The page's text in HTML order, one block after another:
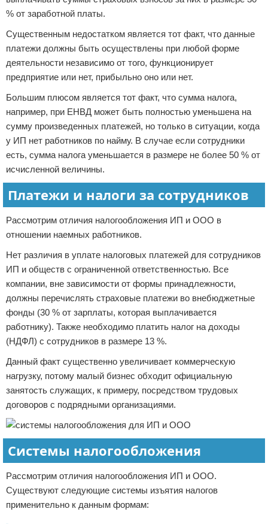
% от заработной платы.
Существенным недостатком является тот факт, что данные
платежи должны быть осуществлены при любой форме
деятельности независимо от того, функционирует
предприятие или нет, прибыльно оно или нет.
Большим плюсом является тот факт, что сумма налога,
например, при ЕНВД может быть полностью уменьшена на
сумму произведенных платежей, но только в ситуации, когда
у ИП нет работников по найму. В случае если сотрудники
есть, сумма налога уменьшается в размере не более 50 % от
исчисленной величины.
Платежи и налоги за сотрудников
Рассмотрим отличия налогообложения ИП и ООО в
отношении наемных работников.
Нет различия в уплате налоговых платежей для сотрудников
ИП и обществ с ограниченной ответственностью. Все
компании, вне зависимости от формы принадлежности,
должны перечислять страховые платежи во внебюджетные
фонды (30 % от зарплаты, которая выплачивается
работнику). Также необходимо платить налог на доходы
(НДФЛ) с сотрудников в размере 13 %.
Данный факт существенно увеличивает коммерческую
нагрузку, потому малый бизнес обходит официальную
занятость служащих, к примеру, посредством трудовых
договоров с подрядными организациями.
Системы налогообложения
Рассмотрим отличия налогообложения ИП и ООО.
Существуют следующие системы изъятия налогов
применительно к данным формам: